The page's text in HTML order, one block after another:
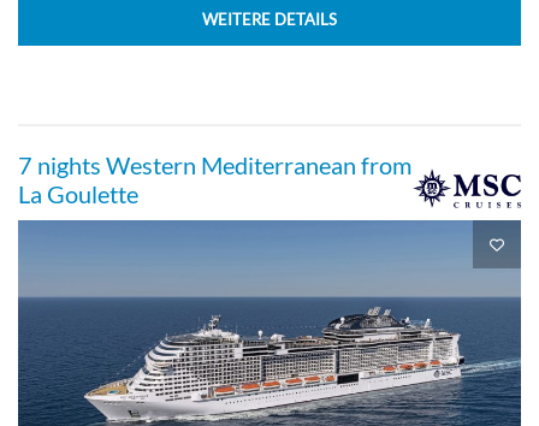
WEITERE DETAILS
7 nights Western Mediterranean from
La Goulette